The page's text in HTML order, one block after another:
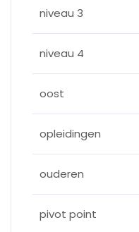
niveau 3
niveau 4
oost
opleidingen
ouderen
pivot point